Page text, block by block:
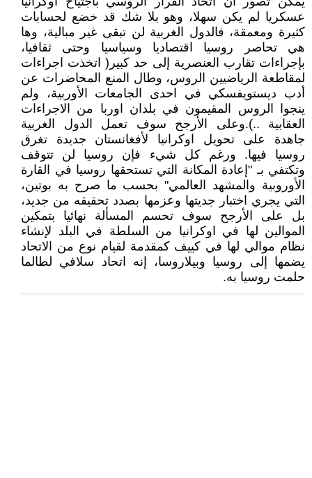
عسكريا لم يكن سهلا، وهو بلا شك قد خضع لحسابات
كثيرة ومعمقة، فالدول الغربية لن تبقى غير مبالية، وها
هي تحاصر روسيا اقتصاديا وسياسيا وحتى ثقافيا،
بإجراءات تقارب العنصرية إلى حد كبير( اتخذت اجراءات
لمقاطعة الرياضيين الروس، وطال المنع المحاضرات عن
أدب ديستويفسكي في احدى الجامعات الأوربية، ولم
ينجوا الروس المقيمون في بلدان اوربا من الاجراءات
العقابية ..).وعلى الأرجح سوف تعمل الدول الغربية
جاهدة على تحويل اوكرانيا لأفغانستان جديدة تغرق
روسيا فيها. ورغم كل شيء فإن روسيا لن تتوقف
وتكتفي بـ "إعادة المكانة التي تستحقها روسيا في القارة
الأوروبية والمشهد العالمي" بحسب ما صرح به بوتين،
التي يجري اختبار جديتها وعزمها بصدد تحقيقه من جديد،
بل على الأرجح سوف تحسم المسألة نهائيا بتمكين
الموالين لها في اوكرانيا من السلطة في البلد لإنشاء
نظام موالي لها في كييف كمقدمة لقيام نوع من الاتحاد
يضمها إلى روسيا وبيلاروسا، إنه اتحاد سلافي لطالما
حلمت روسيا به.